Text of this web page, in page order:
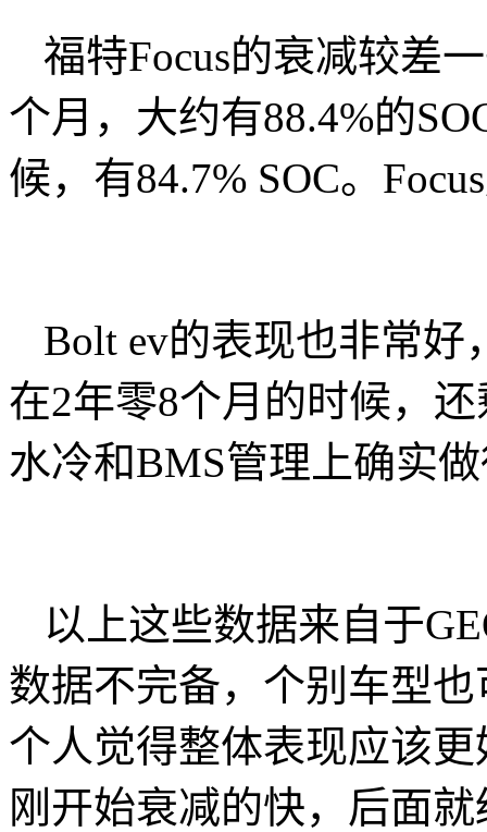
福特Focus的衰减较差
个月，大约有88.4%的
候，有84.7% SOC。
Bolt ev的表现也非常
在2年零8个月的时候，
水冷和BMS管理上确实
以上这些数据来自于
数据不完备，个别车型
个人觉得整体表现应该更
刚开始衰减的快，后面